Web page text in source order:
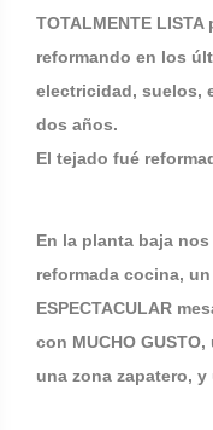
TOTALMENTE LISTA
reformando en los
electricidad, suelos,
dos años.
El tejado fué
En la planta baja
reformada cocina,
ESPECTACULAR
con MUCHO
una zona zapatero, y